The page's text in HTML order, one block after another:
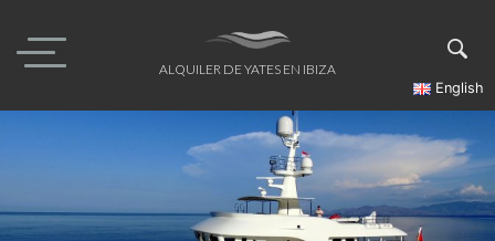
content
ALQUILER DE YATES EN IBIZA
English